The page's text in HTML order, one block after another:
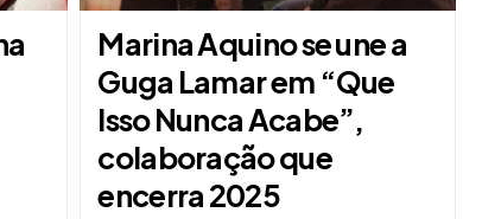
Marina Aquino se une a
Guga Lamar em “Que
Isso Nunca Acabe”,
colaboração que
encerra 2025